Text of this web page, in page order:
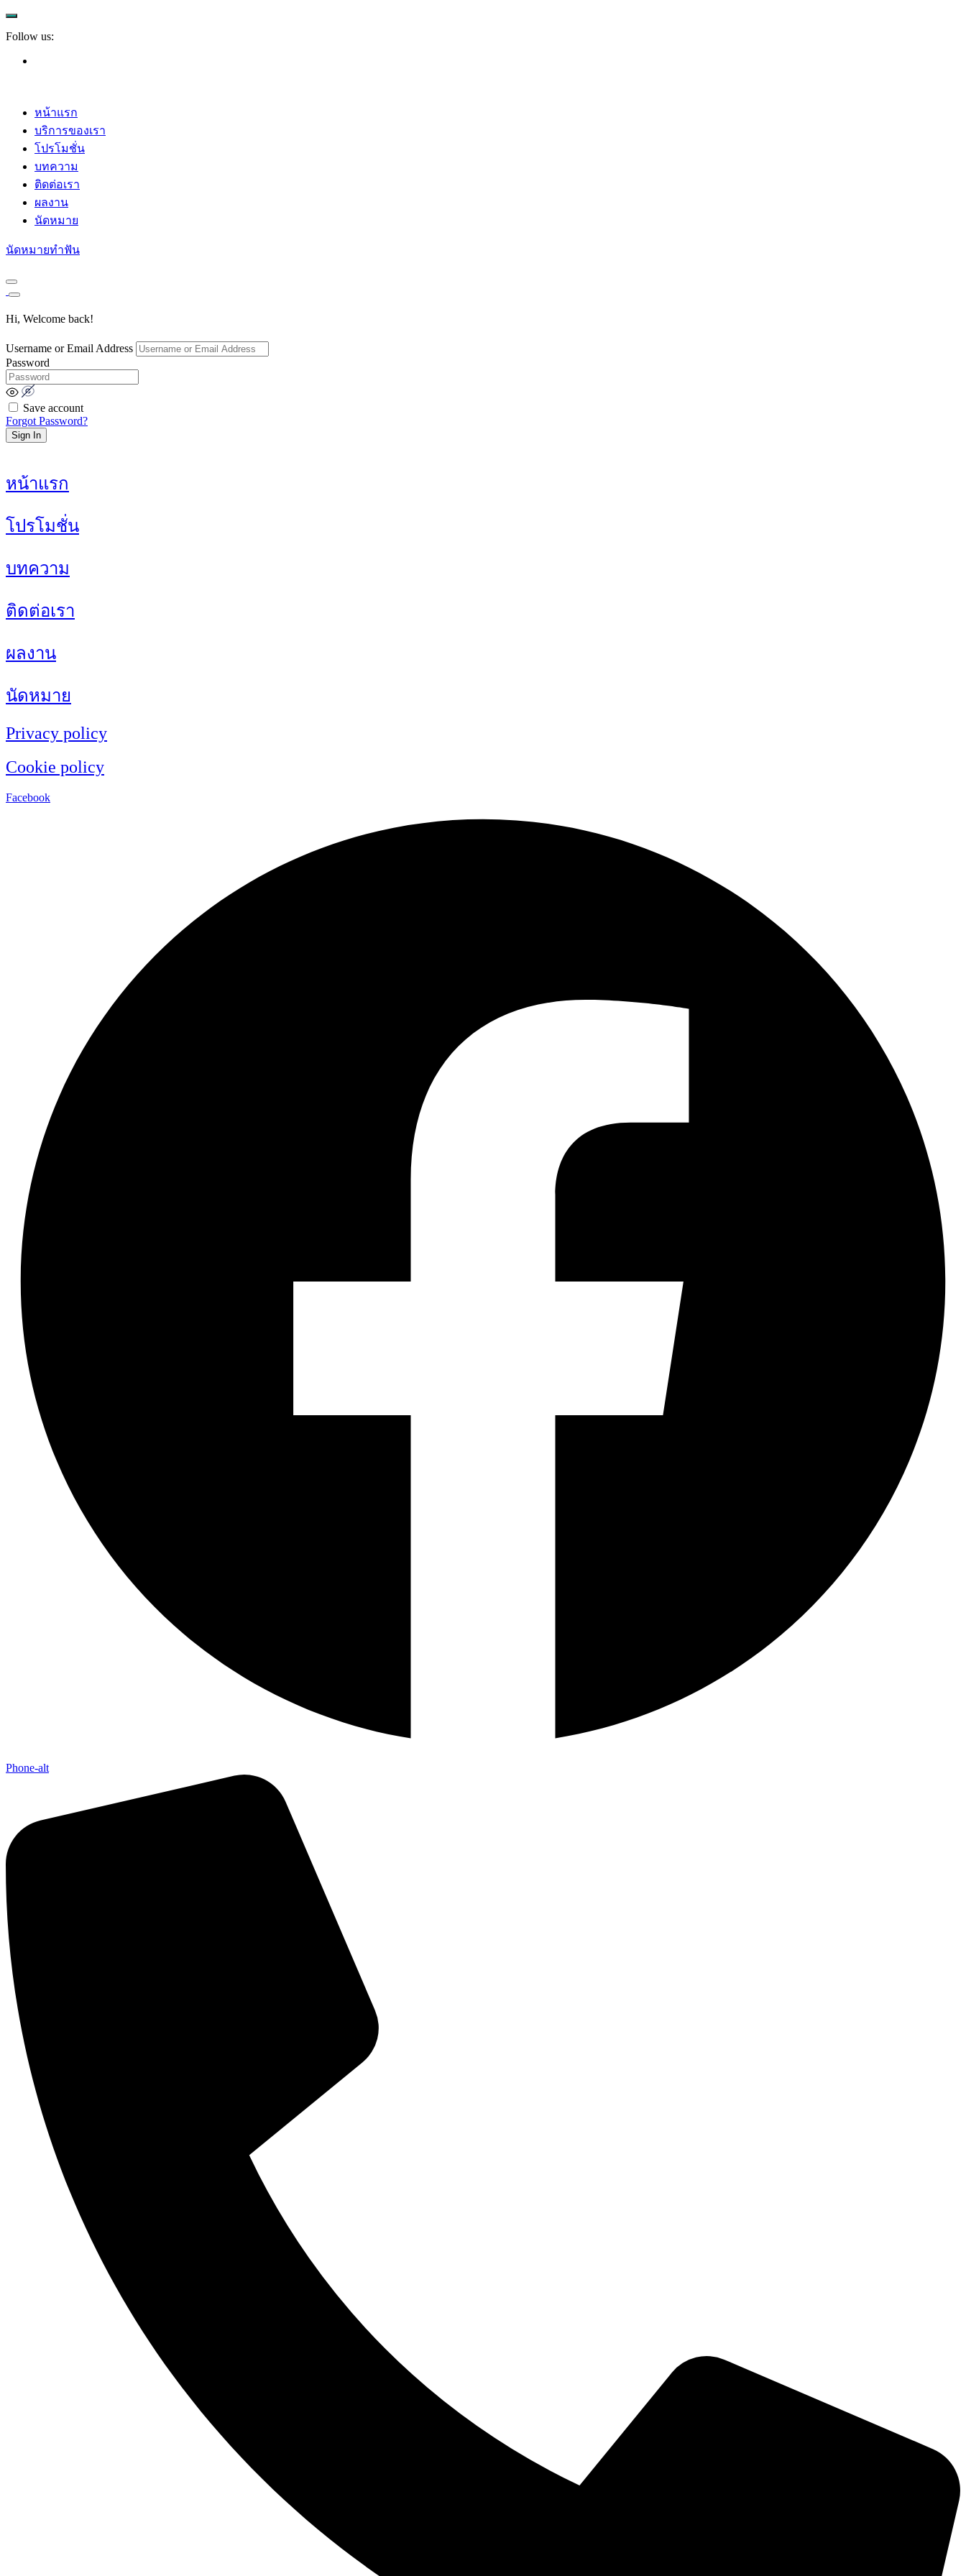
Follow us:
หน้าแรก
บริการของเรา
โปรโมชั่น
บทความ
ติดต่อเรา
ผลงาน
นัดหมาย
นัดหมายทำฟัน
Hi, Welcome back!
Username or Email Address
Password
Save account
Forgot Password?
Sign In
หน้าแรก
โปรโมชั่น
บทความ
ติดต่อเรา
ผลงาน
นัดหมาย
Privacy policy
Cookie policy
Facebook
Phone-alt